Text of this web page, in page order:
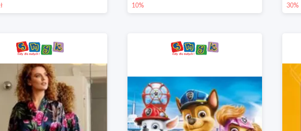
10% 30%